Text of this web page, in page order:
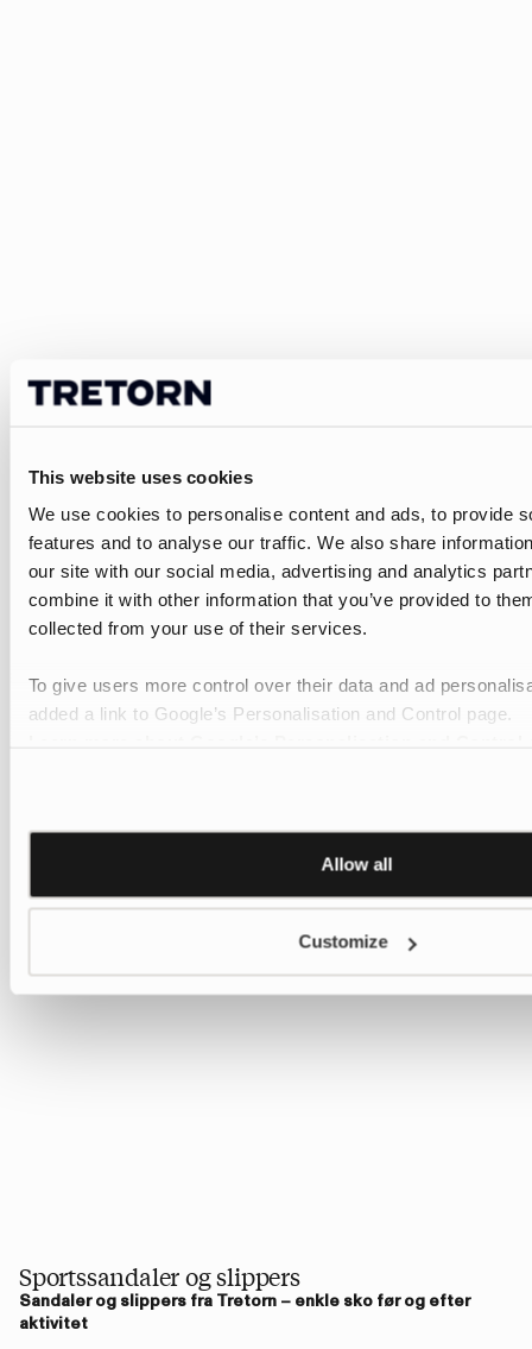
This website uses cookies
We use cookies to personalise content and ads, to provide
features and to analyse our traffic. We also share
our site with our social media, advertising and analytics
combine it with other information that you’ve provided to
collected from your use of their services.
To give users more control over their data and ad
added a link to Google’s Personalisation and Control page.
Allow all
Customize
Sportssandaler og slippers
Sandaler og slippers fra Tretorn – enkle sko før og efter
aktivitet